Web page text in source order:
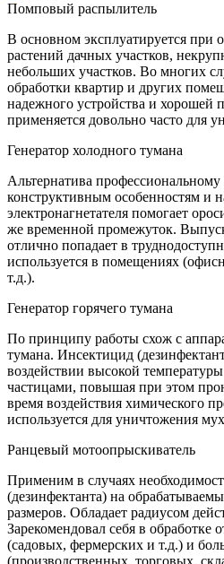
Помповый распылитель
В основном эксплуатируется при
растений дачных участков,
небольших участков. Во многих
обработки квартир и других
надежного устройства и хорошей
применяется довольно часто для
Генератор холодного тумана
Альтернатива
конструктивным особенностям и
электронагнетателя помогает
же временной промежуток.
отлично попадает в
используется в помещениях
т.д.).
Генератор горячего тумана
По принципу работы схож с
тумана. Инсектицид
воздействии высокой
частицами, повышая при этом
время воздействия химического
используется для уничтожения
Ранцевый мотоопрыскиватель
Применим в случаях
(дезинфектанта) на
размеров. Обладает радиусом
Зарекомендовал себя в обработке
(садовых, фермерских и т.д.) и
(производственных, торговых,